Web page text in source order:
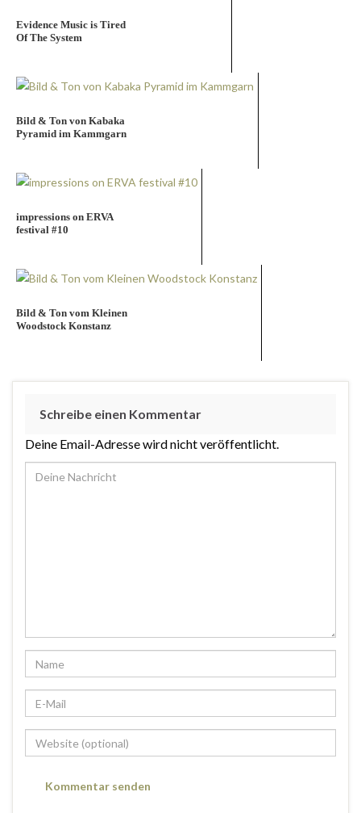
Evidence Music is Tired
Of The System
Bild & Ton von Kabaka
Pyramid im Kammgarn
impressions on ERVA
festival #10
Bild & Ton vom Kleinen
Woodstock Konstanz
Schreibe einen Kommentar
Deine Email-Adresse wird nicht veröffentlicht.